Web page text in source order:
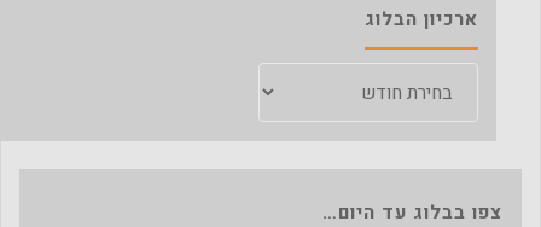
ארכיון הבלוג
צפו בבלוג עד היום…